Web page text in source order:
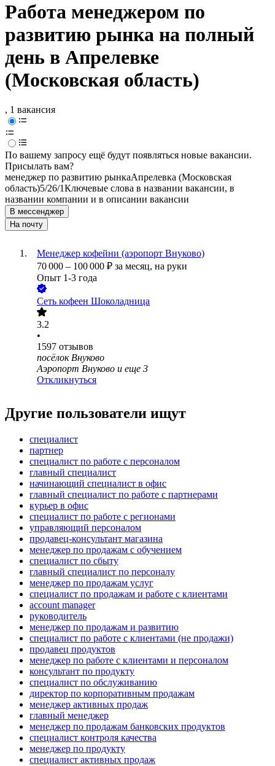
Работа менеджером по
развитию рынка на полный
день в Апрелевке
(Московская область)
, 1 вакансия
По вашему запросу ещё будут появляться новые вакансии.
Присылать вам?
менеджер по развитию рынкаАпрелевка (Московская
область)5/26/1Ключевые слова в названии вакансии, в
названии компании и в описании вакансии
В мессенджер
На почту
Менеджер кофейни (аэропорт Внуково)
70 000 – 100 000 ₽ за месяц, на руки
Опыт 1-3 года
Сеть кофеен Шоколадница
3.2
•
1597 отзывов
посёлок Внуково
Аэропорт Внуково и еще 3
Откликнуться
Другие пользователи ищут
специалист
партнер
специалист по работе с персоналом
главный специалист
начинающий специалист в офис
главный специалист по работе с партнерами
курьер в офис
специалист по работе с регионами
управляющий персоналом
продавец-консультант магазина
менеджер по продажам с обучением
специалист по сбыту
главный специалист по персоналу
менеджер по продажам услуг
специалист по продажам и работе с клиентами
account manager
руководитель
менеджер по продажам и развитию
специалист по работе с клиентами (не продажи)
продавец продуктов
менеджер по работе с клиентами и персоналом
консультант по продукту
специалист по обслуживанию
директор по корпоративным продажам
менеджер активных продаж
главный менеджер
менеджер по продажам банковских продуктов
специалист контроля качества
менеджер по продукту
специалист активных продаж